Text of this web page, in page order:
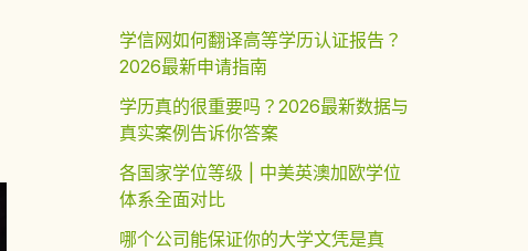
学信网如何翻译高等学历认证报告？
2026最新申请指南
学历真的很重要吗？2026最新数据与
真实案例告诉你答案
各国家学位等级 | 中美英澳加欧学位
体系全面对比
哪个公司能保证你的大学文凭是真